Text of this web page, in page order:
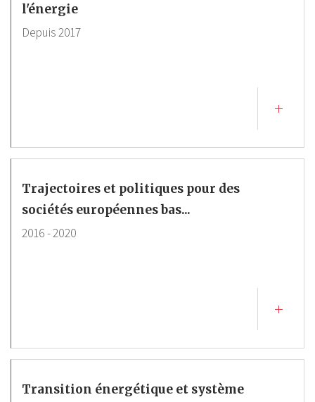
l'énergie
Depuis2017
Trajectoires et politiques pour des
sociétés européennes bas...
2016-2020
Transition énergétique et système